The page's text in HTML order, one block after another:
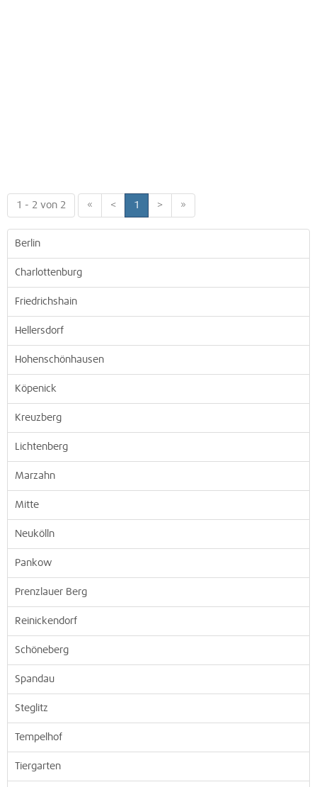
1 - 2 von 2 « < 1 > »
Berlin
Charlottenburg
Friedrichshain
Hellersdorf
Hohenschönhausen
Köpenick
Kreuzberg
Lichtenberg
Marzahn
Mitte
Neukölln
Pankow
Prenzlauer Berg
Reinickendorf
Schöneberg
Spandau
Steglitz
Tempelhof
Tiergarten